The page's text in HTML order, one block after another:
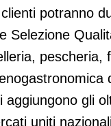
potranno
Selezione
aggiungono gli
uniti